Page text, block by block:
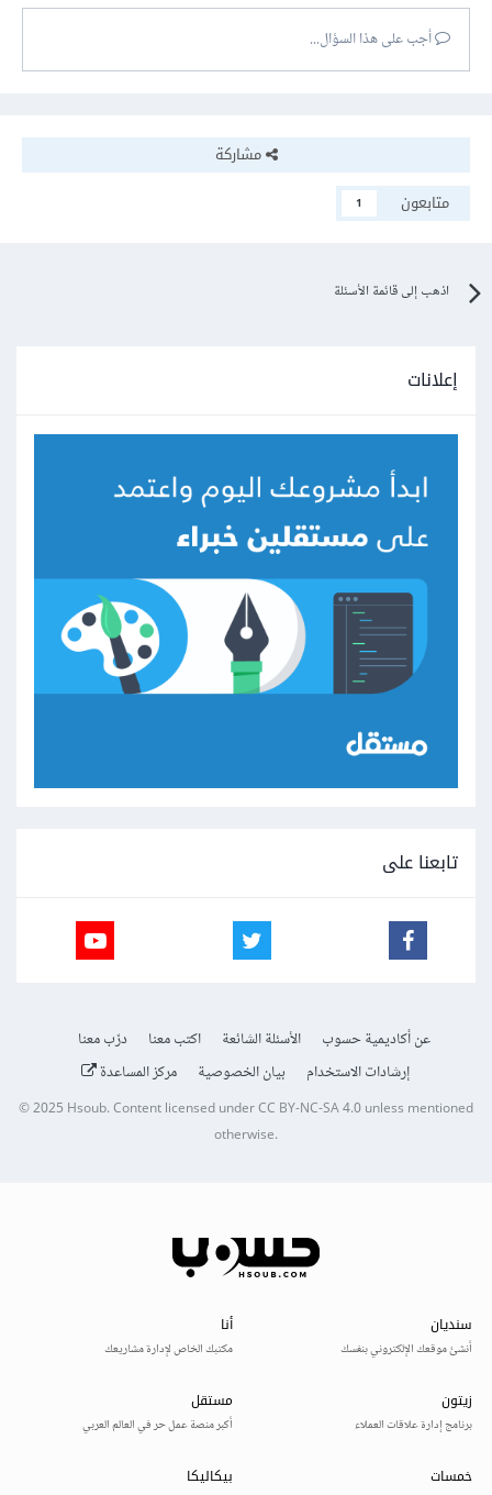
أجب على هذا السؤال...
مشاركة
متابعون
1
اذهب إلى قائمة الأسئلة
إعلانات
تابعنا على
عن أكاديمية حسوب الأسئلة الشائعة اكتب معنا
درّب معنا
إرشادات الاستخدام
بيان الخصوصية مركز المساعدة
© 2025Hsoub.Content licensed underCC BY-NC-SA 4.0unless mentioned
otherwise.